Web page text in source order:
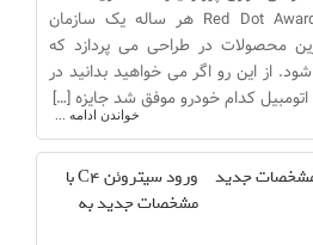
کیا استینگر برندگان Red Dot Awards هر ساله یک سازمان
محصولات در طراحی می پردازد که
از این رو اگر می خواهید بدانید در
کدام خودرو موفق شد جایزه […]
خواندن ادامه ...
ورود سیتروئن C4 با
مشخصات جدید به